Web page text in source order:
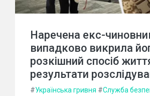
Наречена екс-
випадково викрила
розкішний спосіб
результати
#Українська гривня #Служба